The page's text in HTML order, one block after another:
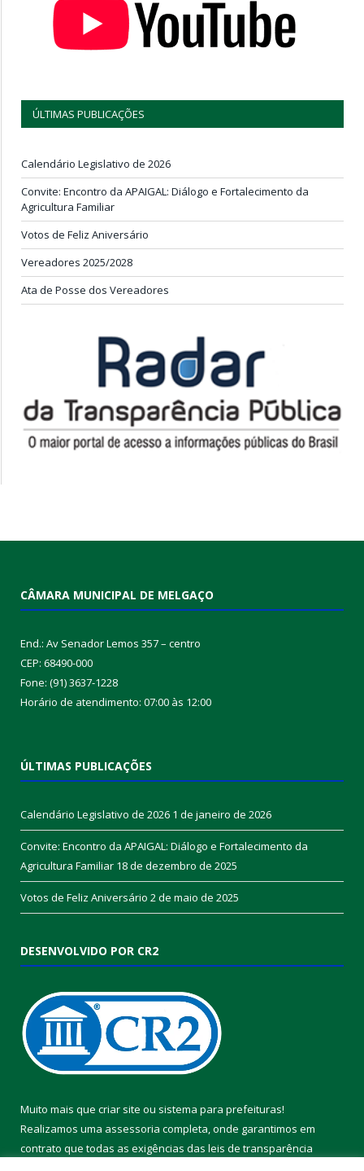
ÚLTIMAS PUBLICAÇÕES
Calendário Legislativo de 2026
Convite: Encontro da APAIGAL: Diálogo e Fortalecimento da
Agricultura Familiar
Votos de Feliz Aniversário
Vereadores 2025/2028
Ata de Posse dos Vereadores
CÂMARA MUNICIPAL DE MELGAÇO
End.: Av Senador Lemos 357 – centro
CEP: 68490-000
Fone: (91) 3637-1228
Horário de atendimento: 07:00 às 12:00
ÚLTIMAS PUBLICAÇÕES
Calendário Legislativo de 2026 1 de janeiro de 2026
Convite: Encontro da APAIGAL: Diálogo e Fortalecimento da
Agricultura Familiar 18 de dezembro de 2025
Votos de Feliz Aniversário 2 de maio de 2025
DESENVOLVIDO POR CR2
Muito mais que criar site ou sistema para prefeituras!
Realizamos uma assessoria completa, onde garantimos em
contrato que todas as exigências das leis de transparência